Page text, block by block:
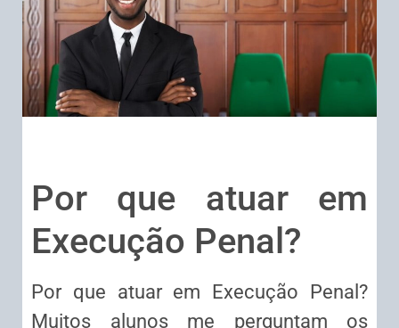
Por que atuar em
Execução Penal?
Por que atuar em Execução Penal?
Muitos alunos me perguntam os